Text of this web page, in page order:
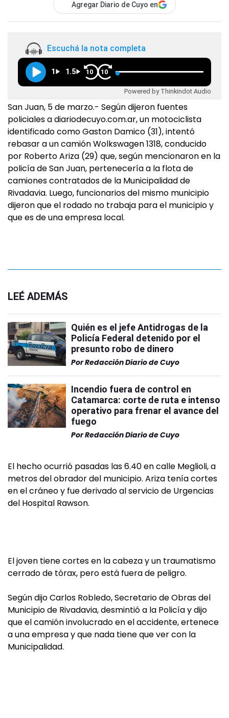
Agregar Diario de Cuyo en
Escuchá la nota completa
1 1.5 10 10
Powered by Thinkindot Audio
San Juan, 5 de marzo.- Según dijeron fuentes
policiales a diariodecuyo.com.ar, un motociclista
identificado como Gaston Damico (31), intentó
rebasar a un camión Wolkswagen 1318, conducido
por Roberto Ariza (29) que, según mencionaron en la
policía de San Juan, pertenecería a la flota de
camiones contratados de la Municipalidad de
Rivadavia. Luego, funcionarios del mismo municipio
dijeron que el rodado no trabaja para el municipio y
que es de una empresa local.
LEÉ ADEMÁS
Quién es el jefe Antidrogas de la
Policía Federal detenido por el
presunto robo de dinero
PorRedacción Diario de Cuyo
Incendio fuera de control en
Catamarca: corte de ruta e intenso
operativo para frenar el avance del
fuego
PorRedacción Diario de Cuyo
El hecho ocurrió pasadas las 6.40 en calle Meglioli, a
metros del obrador del municipio. Ariza tenía cortes
en el cráneo y fue derivado al servicio de Urgencias
del Hospital Rawson.
El joven tiene cortes en la cabeza y un traumatismo
cerrado de tórax, pero está fuera de peligro.
Según dijo Carlos Robledo, Secretario de Obras del
Municipio de Rivadavia, desmintió a la Policía y dijo
que el camión involucrado en el accidente, ertenece
a una empresa y que nada tiene que ver con la
Municipalidad.